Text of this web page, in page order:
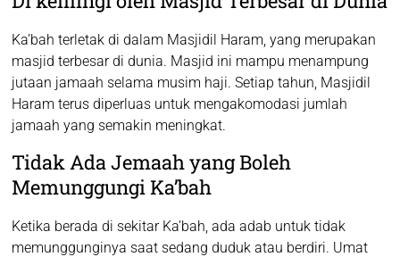
Ka’bah terletak di dalam Masjidil Haram, yang merupakan
masjid terbesar di dunia. Masjid ini mampu menampung
jutaan jamaah selama musim haji. Setiap tahun, Masjidil
Haram terus diperluas untuk mengakomodasi jumlah
jamaah yang semakin meningkat.
Tidak Ada Jemaah yang Boleh
Memunggungi Ka’bah
Ketika berada di sekitar Ka’bah, ada adab untuk tidak
memunggunginya saat sedang duduk atau berdiri. Umat